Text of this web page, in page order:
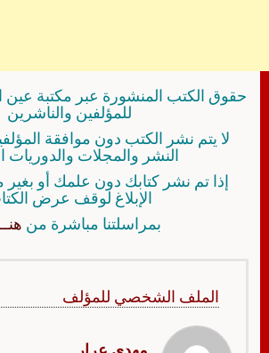
حقوق الكتب المنشورة عبر مكتبة
للمؤلفين والناشرين
لا يتم نشر الكتب دون موافقة
النشر والمجلات والدوريات
إذا تم نشر كتابك دون علمك أو بغير
الإبلاغ لوقف عرض
بمراسلتنا مباشرة من
الملف الشخصي للمؤلف